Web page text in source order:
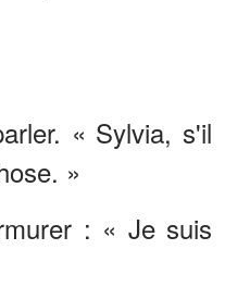
« Sylvia, s'il
»
: « Je suis